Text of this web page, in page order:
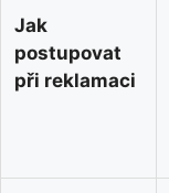
Jak
postupovat
při reklamaci